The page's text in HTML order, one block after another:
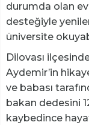
durumda olan
desteğiyle
üniversite
Dilovası
Aydemir’in
ve babası
bakan dedesini
kaybedince